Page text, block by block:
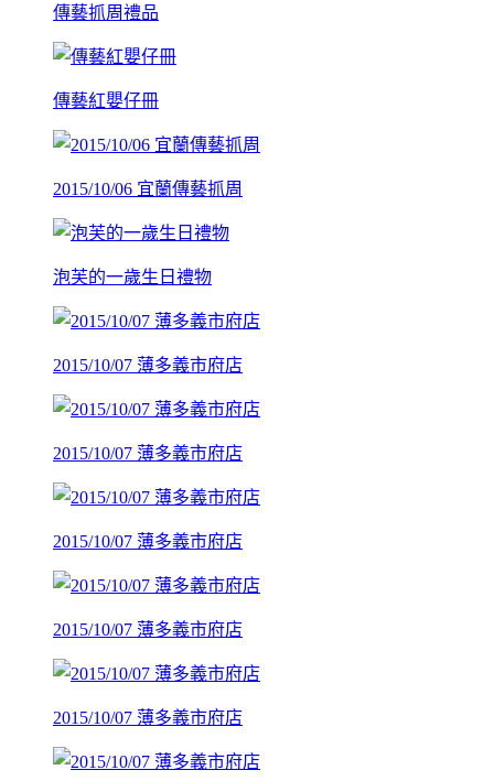
傳藝抓周禮品
傳藝紅嬰仔冊
2015/10/06 宜蘭傳藝抓周
泡芙的一歲生日禮物
2015/10/07 薄多義市府店
2015/10/07 薄多義市府店
2015/10/07 薄多義市府店
2015/10/07 薄多義市府店
2015/10/07 薄多義市府店